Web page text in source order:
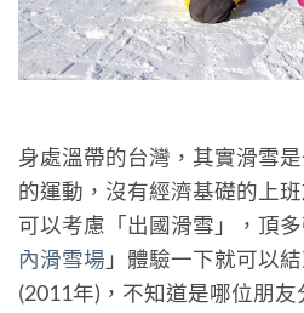
身處溫帶的台灣，其實滑雪
的運動，沒有經濟基礎的上
可以考慮「出國滑雪」，頂
內滑雪場 」體驗一下就可以
(2011年)，不知道是哪位朋